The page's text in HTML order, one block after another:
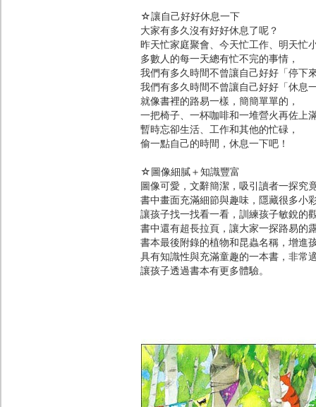
☆讓自己好好休息一下
大家有多久沒有好好休息了呢？
昨天忙家庭聚會、今天忙工作、明天忙
多數人的每一天總有忙不完的事情，
我們有多久時間不曾讓自己好好「停下
我們有多久時間不曾讓自己好好「休息
就像書裡的路易一樣，簡簡單單的，
一把椅子、一杯咖啡和一堆營火再佐上
暫時忘卻生活、工作和其他的忙碌，
偷一點自己的時間，休息一下吧！
☆圖像細膩＋知識豐富
圖像可愛，文辭簡潔，吸引讀者一探究
書中畫面充滿細節與趣味，隱藏很多小
讓孩子找一找看一看，訓練孩子敏銳的
書中還有超長拉頁，讓大家一探路易的
書本最後附錄的植物和昆蟲名稱，增進
具有知識性與充滿童趣的一本書，非常
讓孩子透過書本有更多體驗。